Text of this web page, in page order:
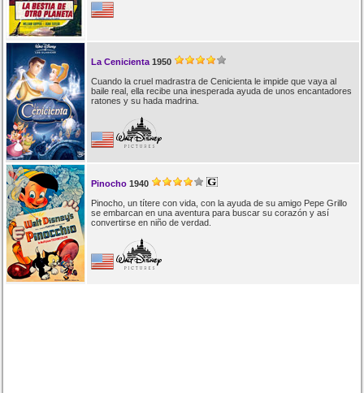
La Cenicienta 1950
Cuando la cruel madrastra de Cenicienta le impide que vaya al
baile real, ella recibe una inesperada ayuda de unos encantadores
ratones y su hada madrina.
Pinocho 1940
Pinocho, un títere con vida, con la ayuda de su amigo Pepe Grillo
se embarcan en una aventura para buscar su corazón y así
convertirse en niño de verdad.